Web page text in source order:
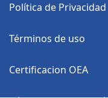
Política de Privacidad
Términos de uso
Certificacion OEA